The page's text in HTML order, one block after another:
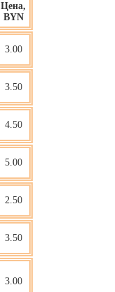
Цена,
BYN
3.00
3.50
4.50
5.00
2.50
3.50
3.00